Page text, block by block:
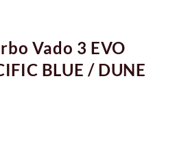
Vado 3 EVO
BLUE / DUNE